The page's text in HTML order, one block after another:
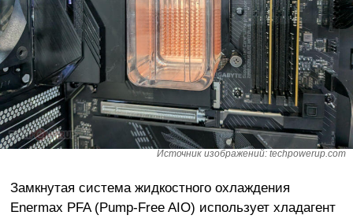
Источник изображений: techpowerup.com
Замкнутая система жидкостного охлаждения
Enermax PFA (Pump-Free AIO) использует хладагент